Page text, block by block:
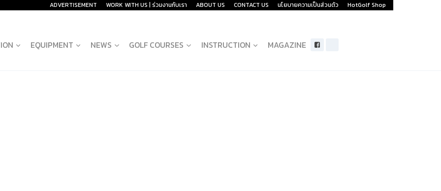
ADVERTISEMENT WORK WITH US | ร่วมงานกับเรา ABOUT US CONTACT US นโยบายความเป็นส่วนตัว HotGolf Shop
EQUIPMENT NEWS GOLF COURSES INSTRUCTION MAGAZINE